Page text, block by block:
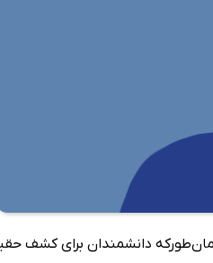
دانشمندان برای کشف